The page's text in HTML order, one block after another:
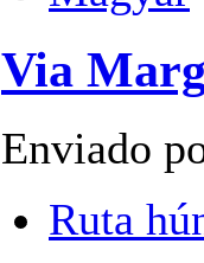
Via
Enviado
Ruta